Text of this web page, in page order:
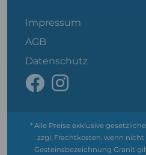
Impressum
AGB
Datenschutz
* Alle Preise exklusive
zzgl. Frachtkosten, wenn
Gesteinsbezeichnung Granit